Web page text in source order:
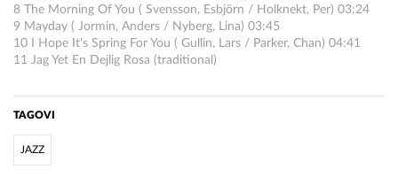
8 The Morning Of You ( Svensson, Esbjörn / Holknekt, Per) 03:24
9 Mayday ( Jormin, Anders / Nyberg, Lina) 03:45
10 I Hope It's Spring For You ( Gullin, Lars / Parker, Chan) 04:41
11 Jag Yet En Dejlig Rosa (traditional)
TAGOVI
JAZZ